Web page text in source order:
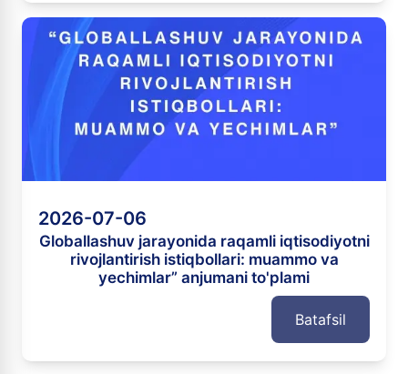
2026-07-06
Globallashuv jarayonida raqamli iqtisodiyotni
rivojlantirish istiqbollari: muammo va
yechimlar” anjumani to'plami
Batafsil